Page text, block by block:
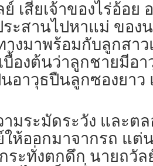
สี่ยเจ้าของไร่อ้อย
ะสานไปหาแม่ ของ
งมาพร้อมกับลูกสาว
องต้นว่าลูกชายมีอา
นอาวุธปืนลูกซองยาว
มระมัดระวัง และต
ห้ออกมาจากรถ แต่
ระทั่งตกดึก นายถวัล